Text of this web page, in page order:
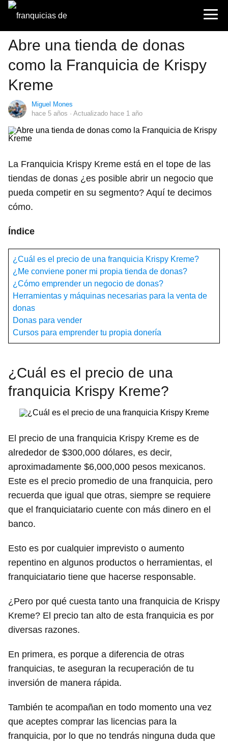
Abre una tienda de donas
como la Franquicia de Krispy
Kreme
Miguel Mones
hace 5 años · Actualizado hace 1 año
La Franquicia Krispy Kreme está en el tope de las
tiendas de donas ¿es posible abrir un negocio que
pueda competir en su segmento? Aquí te decimos
cómo.
Índice
¿Cuál es el precio de una franquicia Krispy Kreme?
¿Me conviene poner mi propia tienda de donas?
¿Cómo emprender un negocio de donas?
Herramientas y máquinas necesarias para la venta de
donas
Donas para vender
Cursos para emprender tu propia donería
¿Cuál es el precio de una
franquicia Krispy Kreme?
El precio de una franquicia Krispy Kreme es de
alrededor de $300,000 dólares, es decir,
aproximadamente $6,000,000 pesos mexicanos.
Este es el precio promedio de una franquicia, pero
recuerda que igual que otras, siempre se requiere
que el franquiciatario cuente con más dinero en el
banco.
Esto es por cualquier imprevisto o aumento
repentino en algunos productos o herramientas, el
franquiciatario tiene que hacerse responsable.
¿Pero por qué cuesta tanto una franquicia de Krispy
Kreme? El precio tan alto de esta franquicia es por
diversas razones.
En primera, es porque a diferencia de otras
franquicias, te aseguran la recuperación de tu
inversión de manera rápida.
También te acompañan en todo momento una vez
que aceptes comprar las licencias para la
franquicia, por lo que no tendrás ninguna duda que